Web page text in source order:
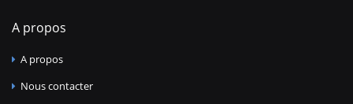
A propos
A propos
Nous contacter